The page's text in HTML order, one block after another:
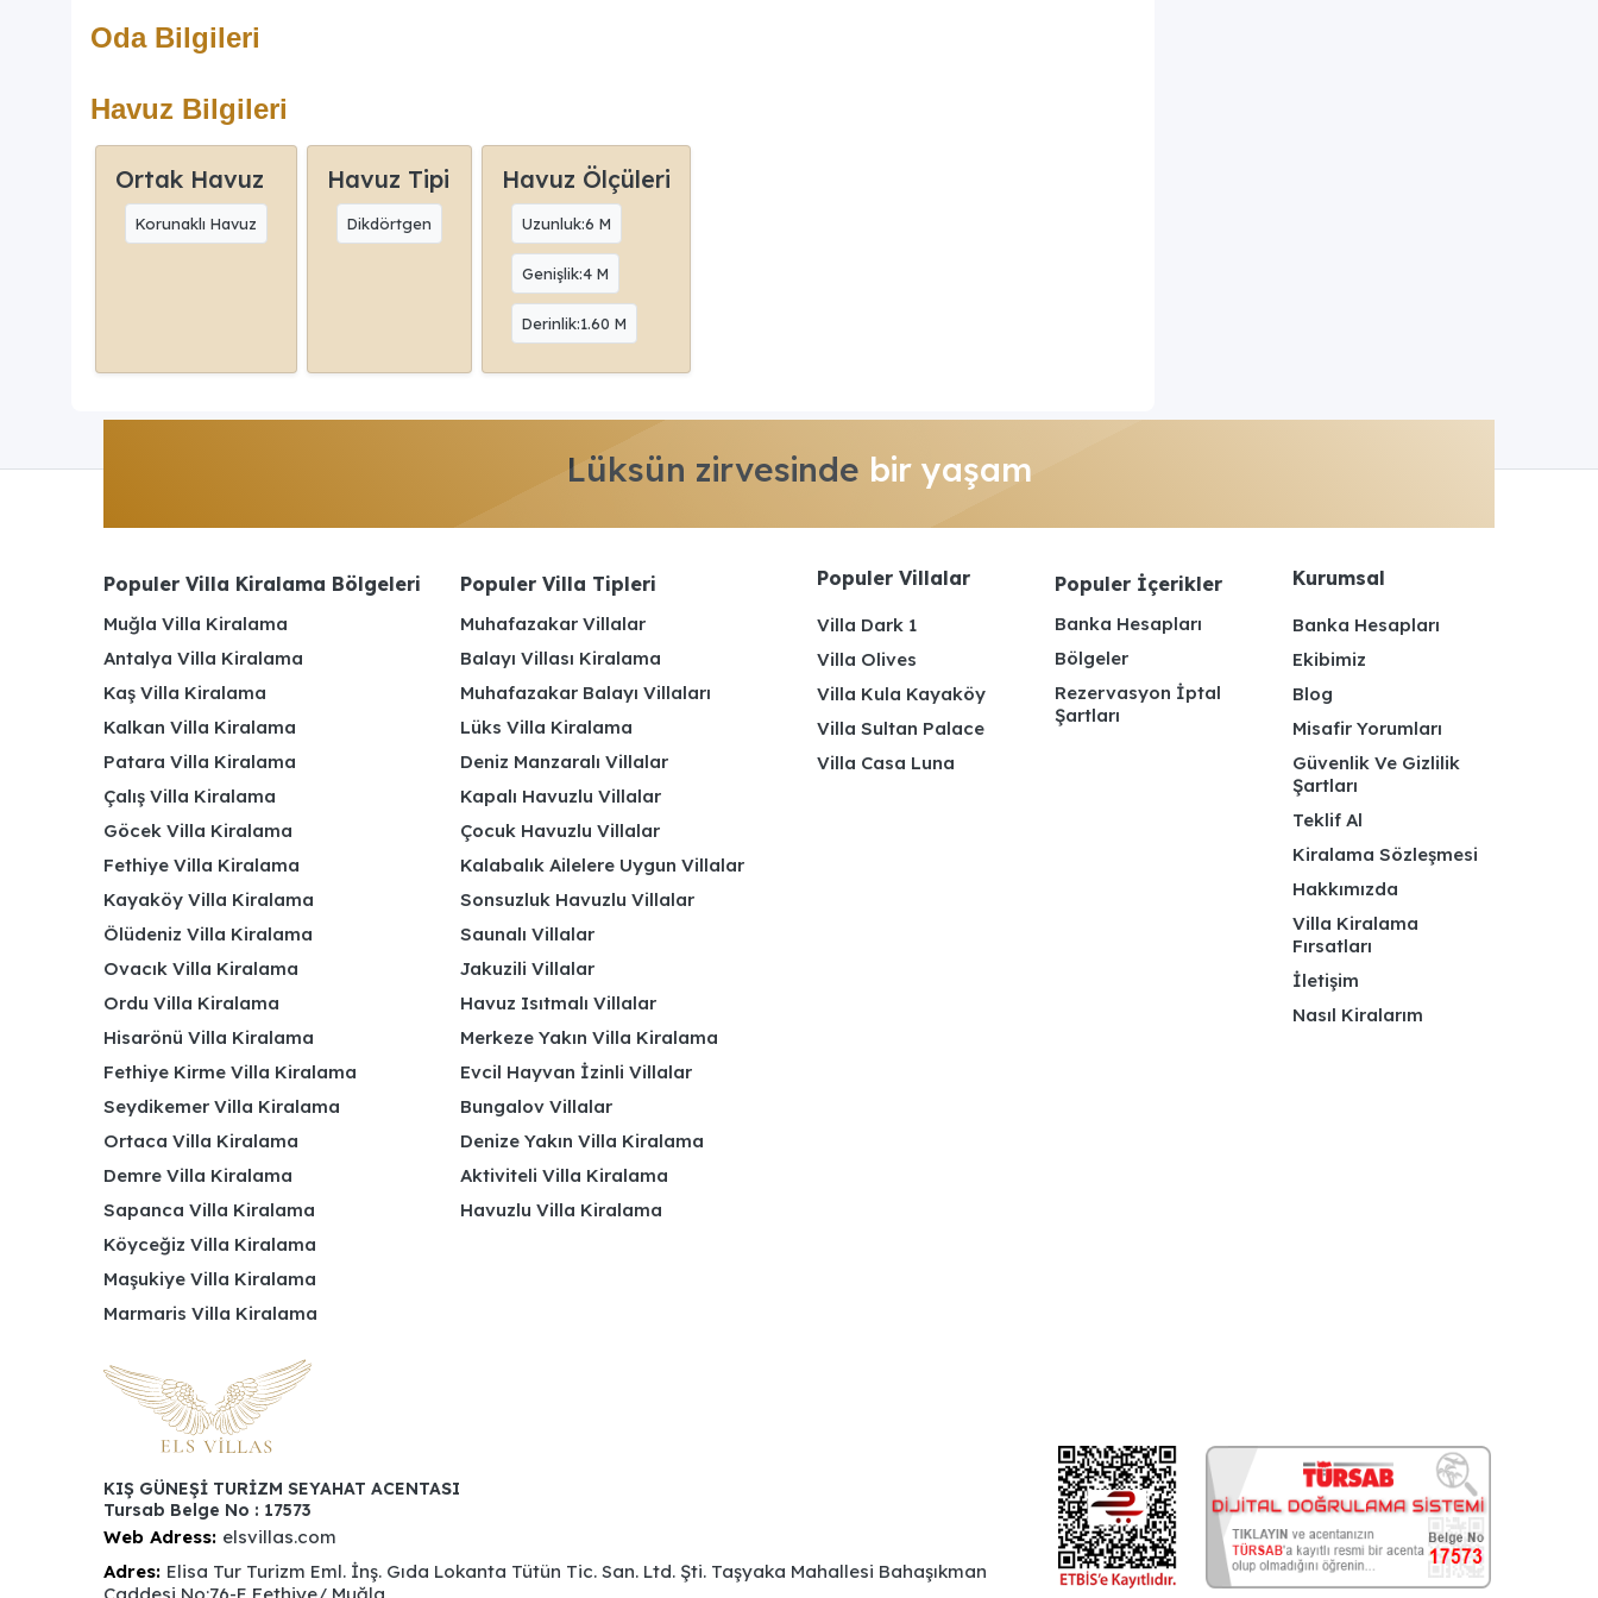
Oda Bilgileri
Havuz Bilgileri
Ortak Havuz
Korunaklı Havuz
Havuz Tipi
Dikdörtgen
Havuz Ölçüleri
Uzunluk:6 M
Genişlik:4 M
Derinlik:1.60 M
Lüksün zirvesinde bir yaşam
Populer Villa Kiralama Bölgeleri
Muğla Villa Kiralama
Antalya Villa Kiralama
Kaş Villa Kiralama
Kalkan Villa Kiralama
Patara Villa Kiralama
Çalış Villa Kiralama
Göcek Villa Kiralama
Fethiye Villa Kiralama
Kayaköy Villa Kiralama
Ölüdeniz Villa Kiralama
Ovacık Villa Kiralama
Ordu Villa Kiralama
Hisarönü Villa Kiralama
Fethiye Kirme Villa Kiralama
Seydikemer Villa Kiralama
Ortaca Villa Kiralama
Demre Villa Kiralama
Sapanca Villa Kiralama
Köyceğiz Villa Kiralama
Maşukiye Villa Kiralama
Marmaris Villa Kiralama
Populer Villa Tipleri
Muhafazakar Villalar
Balayı Villası Kiralama
Muhafazakar Balayı Villaları
Lüks Villa Kiralama
Deniz Manzaralı Villalar
Kapalı Havuzlu Villalar
Çocuk Havuzlu Villalar
Kalabalık Ailelere Uygun Villalar
Sonsuzluk Havuzlu Villalar
Saunalı Villalar
Jakuzili Villalar
Havuz Isıtmalı Villalar
Merkeze Yakın Villa Kiralama
Evcil Hayvan İzinli Villalar
Bungalov Villalar
Denize Yakın Villa Kiralama
Aktiviteli Villa Kiralama
Havuzlu Villa Kiralama
Populer Villalar
Villa Dark 1
Villa Olives
Villa Kula Kayaköy
Villa Sultan Palace
Villa Casa Luna
Populer İçerikler
Banka Hesapları
Bölgeler
Rezervasyon İptal
Şartları
Kurumsal
Banka Hesapları
Ekibimiz
Blog
Misafir Yorumları
Güvenlik Ve Gizlilik
Şartları
Teklif Al
Kiralama Sözleşmesi
Hakkımızda
Villa Kiralama
Fırsatları
İletişim
Nasıl Kiralarım
KIŞ GÜNEŞİ TURİZM SEYAHAT ACENTASI
Tursab Belge No : 17573
Web Adress: elsvillas.com
Adres: Elisa Tur Turizm Eml. İnş. Gıda Lokanta Tütün Tic. San. Ltd. Şti. Taşyaka Mahallesi Bahaşıkman